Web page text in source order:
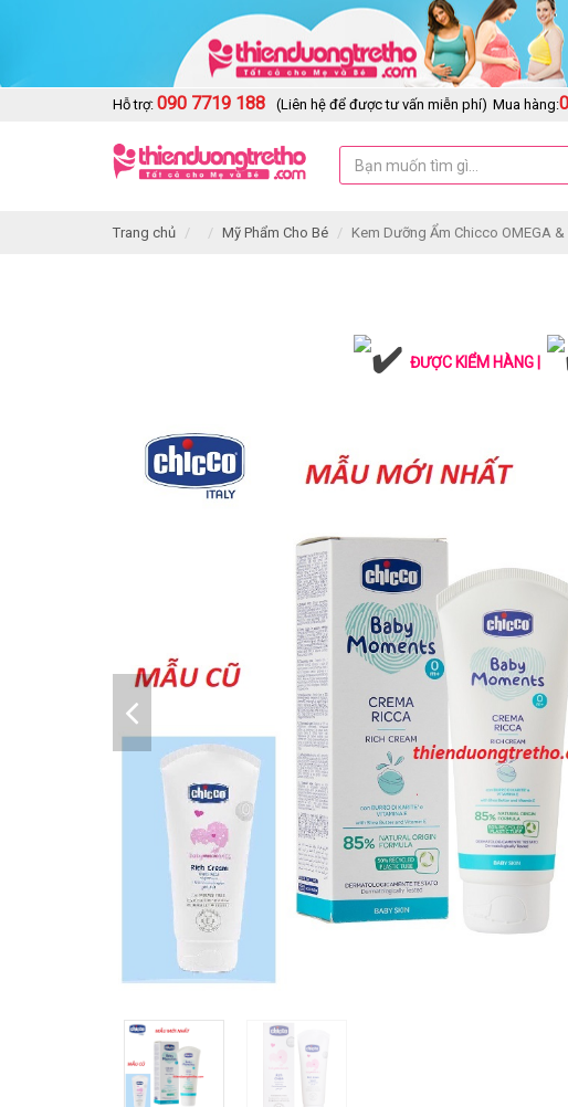
Hỗ trợ: 090 7719 188 (Liên hệ để được tư vấn miễn phí) Mua hàng:
Trang chủ Mỹ Phẩm Cho Bé Kem Dưỡng Ẩm Chicco OMEGA &
ĐƯỢC KIỂM HÀNG |